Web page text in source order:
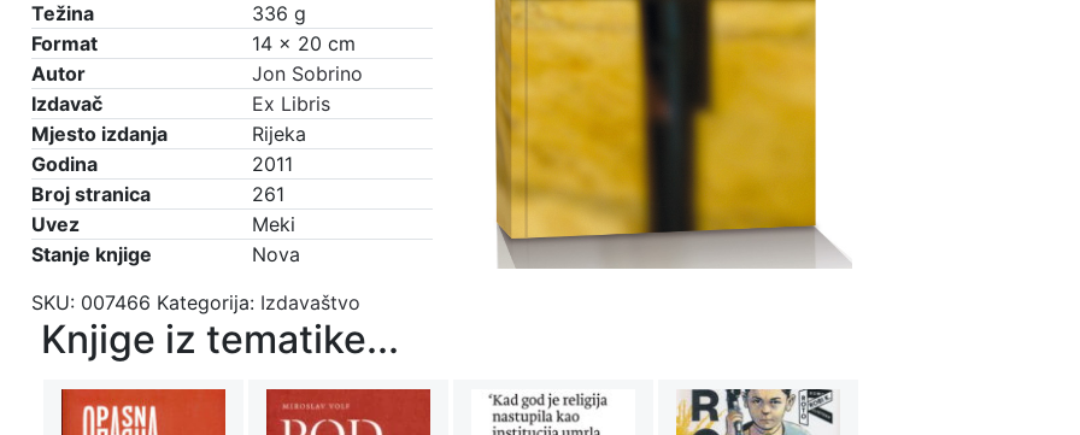
nema
spasenja
(meki
uvez)
količina
Težina
336 g
Format
14 × 20 cm
Autor
Jon Sobrino
Izdavač
Ex Libris
Mjesto izdanja
Rijeka
Godina
2011
Broj stranica
261
Uvez
Meki
Stanje knjige
Nova
SKU: 007466 Kategorija: Izdavaštvo
Knjige iz tematike...